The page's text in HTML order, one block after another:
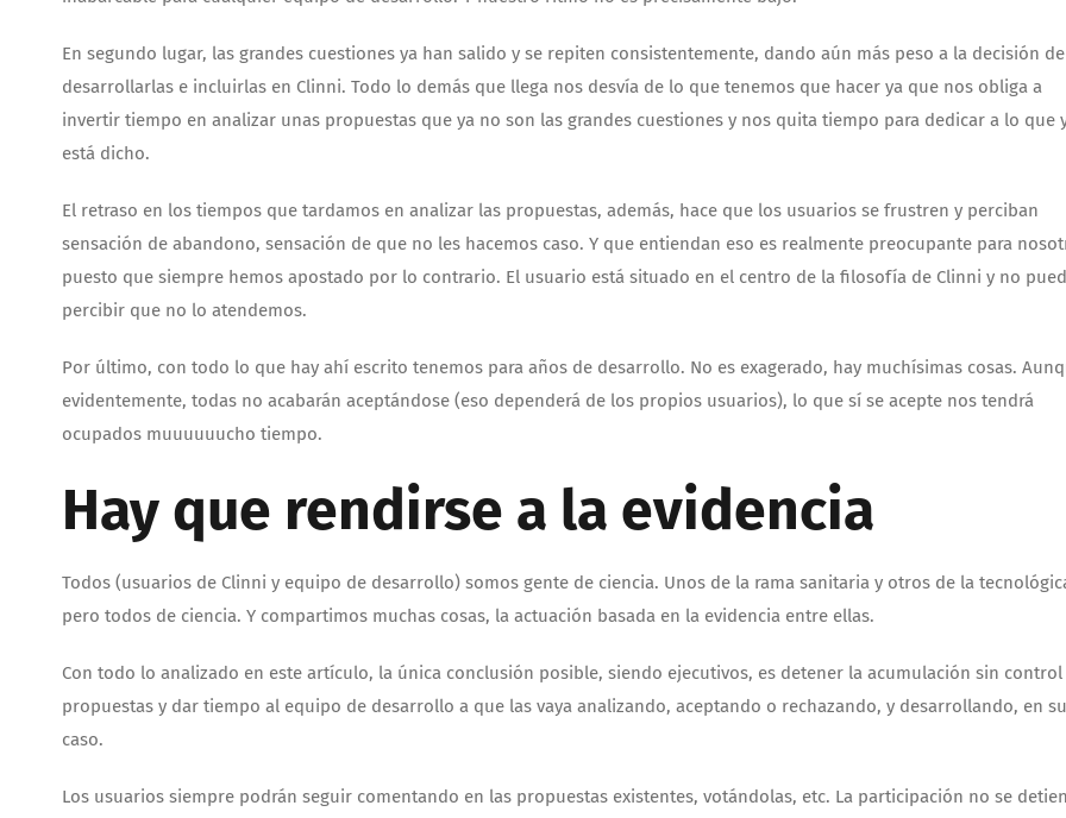
En segundo lugar, las grandes cuestiones ya han salido y se repiten consistentemente, dando aún más peso a la decisión de
desarrollarlas e incluirlas en Clinni. Todo lo demás que llega nos desvía de lo que tenemos que hacer ya que nos obliga a
invertir tiempo en analizar unas propuestas que ya no son las grandes cuestiones y nos quita tiempo para dedicar a lo que
está dicho.
El retraso en los tiempos que tardamos en analizar las propuestas, además, hace que los usuarios se frustren y perciban
sensación de abandono, sensación de que no les hacemos caso. Y que entiendan eso es realmente preocupante para
puesto que siempre hemos apostado por lo contrario. El usuario está situado en el centro de la filosofía de Clinni y no
percibir que no lo atendemos.
Por último, con todo lo que hay ahí escrito tenemos para años de desarrollo. No es exagerado, hay muchísimas cosas.
evidentemente, todas no acabarán aceptándose (eso dependerá de los propios usuarios), lo que sí se acepte nos tendrá
ocupados muuuuuucho tiempo.
Hay que rendirse a la evidencia
Todos (usuarios de Clinni y equipo de desarrollo) somos gente de ciencia. Unos de la rama sanitaria y otros de la
pero todos de ciencia. Y compartimos muchas cosas, la actuación basada en la evidencia entre ellas.
Con todo lo analizado en este artículo, la única conclusión posible, siendo ejecutivos, es detener la acumulación sin control
propuestas y dar tiempo al equipo de desarrollo a que las vaya analizando, aceptando o rechazando, y desarrollando, en su
caso.
Los usuarios siempre podrán seguir comentando en las propuestas existentes, votándolas, etc. La participación no se